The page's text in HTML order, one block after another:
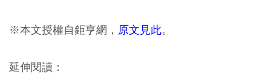
※本文授權自鉅亨網， 原文見此。
延伸閱讀：